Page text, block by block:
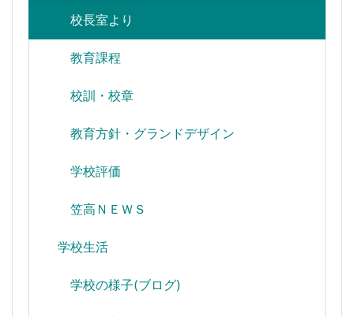
校長室より
教育課程
校訓・校章
教育方針・グランドデザイン
学校評価
笠高ＮＥＷＳ
学校生活
学校の様子(ブログ)